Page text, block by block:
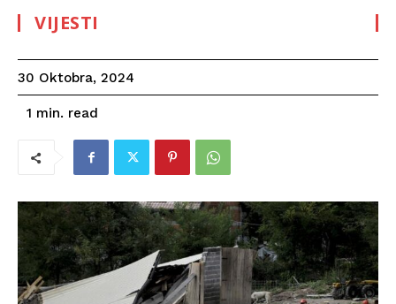
VIJESTI
30 Oktobra, 2024
1 min. read